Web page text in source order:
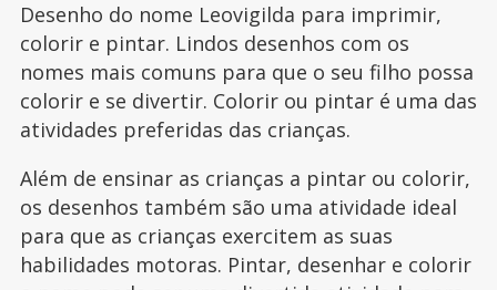
Desenho do nome Leovigilda para imprimir,
colorir e pintar. Lindos desenhos com os
nomes mais comuns para que o seu filho possa
colorir e se divertir. Colorir ou pintar é uma das
atividades preferidas das crianças.
Além de ensinar as crianças a pintar ou colorir,
os desenhos também são uma atividade ideal
para que as crianças exercitem as suas
habilidades motoras. Pintar, desenhar e colorir